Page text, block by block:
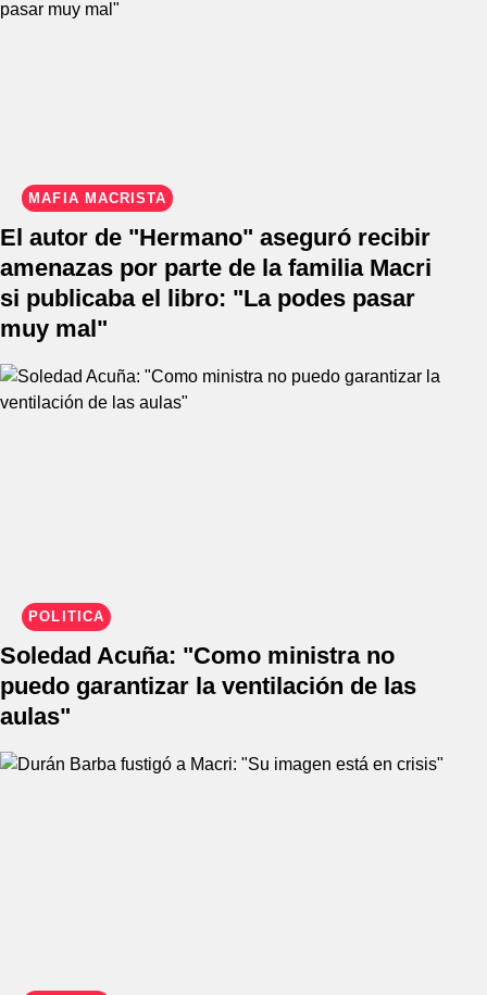
MAFIA MACRISTA
El autor de "Hermano" aseguró recibir
amenazas por parte de la familia Macri
si publicaba el libro: "La podes pasar
muy mal"
POLÍTICA
Soledad Acuña: "Como ministra no
puedo garantizar la ventilación de las
aulas"